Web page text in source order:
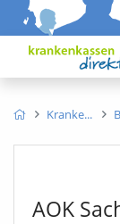
Kranke
AOK